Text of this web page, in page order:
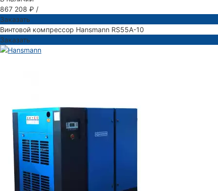
867 208 ₽ /
Заказать
Винтовой компрессор Hansmann RS55A-10
Заказать